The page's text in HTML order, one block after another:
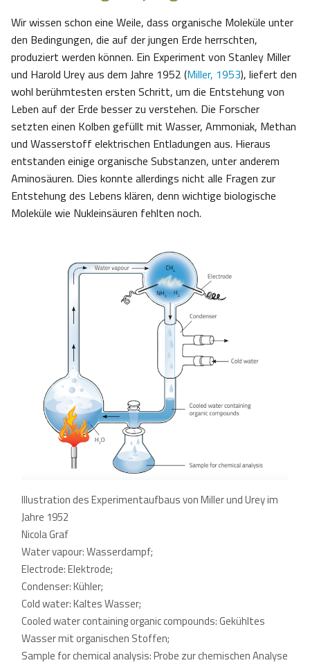
Wir wissen schon eine Weile, dass organische Moleküle unter
den Bedingungen, die auf der jungen Erde herrschten,
produziert werden können. Ein Experiment von Stanley Miller
und Harold Urey aus dem Jahre 1952 (Miller, 1953), liefert den
wohl berühmtesten ersten Schritt, um die Entstehung von
Leben auf der Erde besser zu verstehen. Die Forscher
setzten einen Kolben gefüllt mit Wasser, Ammoniak, Methan
und Wasserstoff elektrischen Entladungen aus. Hieraus
entstanden einige organische Substanzen, unter anderem
Aminosäuren. Dies konnte allerdings nicht alle Fragen zur
Entstehung des Lebens klären, denn wichtige biologische
Moleküle wie Nukleinsäuren fehlten noch.
Illustration des Experimentaufbaus von Miller und Urey im
Jahre 1952
Nicola Graf
Water vapour: Wasserdampf;
Electrode: Elektrode;
Condenser: Kühler;
Cold water: Kaltes Wasser;
Cooled water containing organic compounds: Gekühltes
Wasser mit organischen Stoffen;
Sample for chemical analysis: Probe zur chemischen Analyse